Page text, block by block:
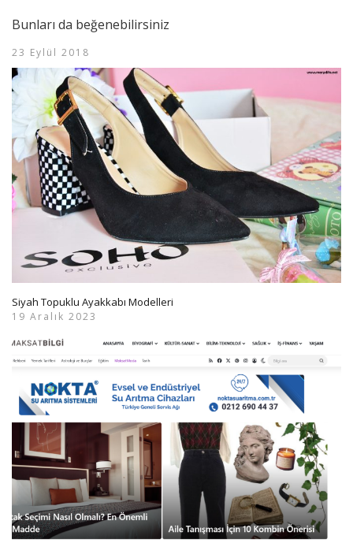
Bunları da beğenebilirsiniz
23 Eylül 2018
Siyah Topuklu Ayakkabı Modelleri
19 Aralık 2023